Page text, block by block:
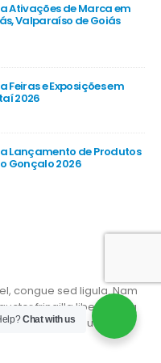
Stands e Feiras
Maracanaú 2026
Jaboatão dos
Eventos Promocionais em
2026
congue sed ligula. Nam
fringilla libero. Nulla
dolor ligula, faucibus id
Chat with us